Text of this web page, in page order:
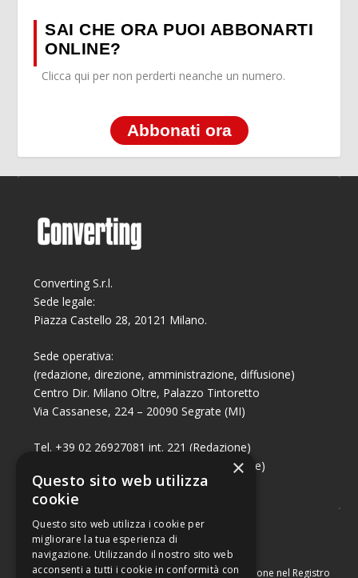
SAI CHE ORA PUOI ABBONARTI
ONLINE?
Clicca qui per non perderti neanche un numero.
Abbonati ora
Converting S.r.l.
Sede legale:
Piazza Castello 28, 20121 Milano.
Sede operativa:
(redazione, direzione, amministrazione, diffusione)
Centro Dir. Milano Oltre, Palazzo Tintoretto
Via Cassanese, 224 – 20090 Segrate (MI)
Tel. +39 02 26927081 int. 221 (Redazione)
Tel. +39 02 26927081 int. 224 (Commerciale)
Fax +39 02 26951006
Capitale sociale di Euro 10.000,00 – Numero di iscrizione nel Registro
×
Questo sito web utilizza
cookie
Questo sito web utilizza i cookie per
migliorare la tua esperienza di
navigazione. Utilizzando il nostro sito web
acconsenti a tutti i cookie in conformità con